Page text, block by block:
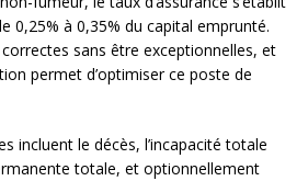
0,25% à 0,35% du capital emprunté.
sans être exceptionnelles, et
permet d’optimiser ce poste de
incluent le décès, l’incapacité totale
totale, et optionnellement